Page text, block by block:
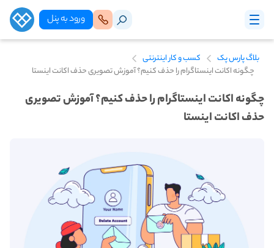
ورود‌ به‌ پنل
بلاگ پارس پک
کسب و کار اینترنتی
چگونه اکانت اینستاگرام را حذف کنیم؟ آموزش تصویری حذف اکانت اینستا
چگونه اکانت اینستاگرام را حذف کنیم؟ آموزش تصویری
حذف اکانت اینستا